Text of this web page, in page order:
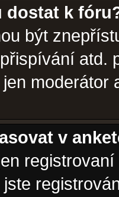
dostat k
být
atd.
moderátor
v